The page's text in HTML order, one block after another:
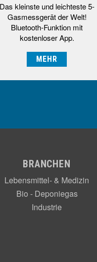
Das kleinste und leichteste 5-
Gasmessgerät der Welt!
Bluetooth-Funktion mit
kostenloser App.
MEHR
BRANCHEN
Lebensmittel- & Medizin
Bio - Deponiegas
Industrie